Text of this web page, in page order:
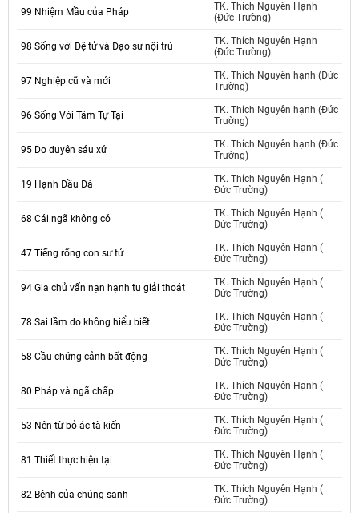
99 Nhiệm Mầu của Pháp
TK. Thích Nguyên Hạnh
(Đức Trường)
98 Sống với Đệ tử và Đạo sư nội trú
TK. Thích Nguyên Hạnh
(Đức Trường)
97 Nghiệp cũ và mới
TK. Thích Nguyên hạnh (Đức
Trường)
96 Sống Với Tâm Tự Tại
TK. Thích Nguyên hạnh (Đức
Trường)
95 Do duyên sáu xứ
TK. Thích Nguyên hạnh (Đức
Trường)
19 Hạnh Đầu Đà
TK. Thích Nguyên Hạnh (
Đức Trường)
68 Cái ngã không có
TK. Thích Nguyên Hạnh (
Đức Trường)
47 Tiếng rống con sư tử
TK. Thích Nguyên Hạnh (
Đức Trường)
94 Gia chủ vấn nạn hạnh tu giải thoát
TK. Thích Nguyên Hạnh (
Đức Trường)
78 Sai lầm do không hiểu biết
TK. Thích Nguyên Hạnh (
Đức Trường)
58 Cầu chứng cảnh bất động
TK. Thích Nguyên Hạnh (
Đức Trường)
80 Pháp và ngã chấp
TK. Thích Nguyên Hạnh (
Đức Trường)
53 Nên từ bỏ ác tà kiến
TK. Thích Nguyên Hạnh (
Đức Trường)
81 Thiết thực hiện tại
TK. Thích Nguyên Hạnh (
Đức Trường)
82 Bệnh của chúng sanh
TK. Thích Nguyên Hạnh (
Đức Trường)